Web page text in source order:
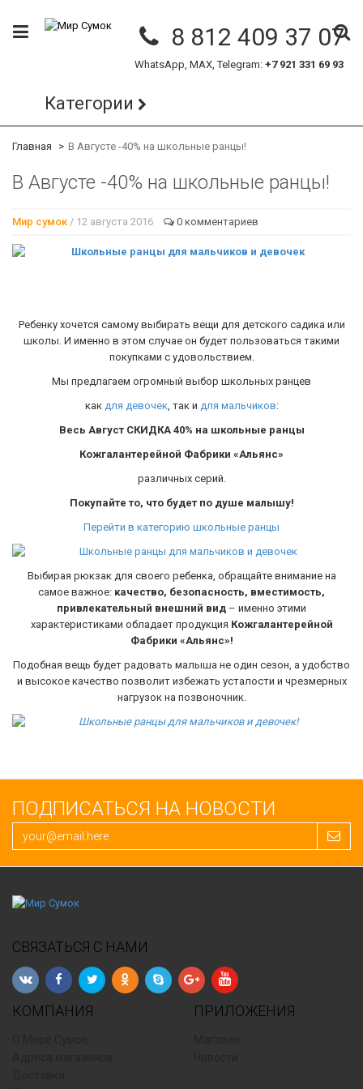
8 812 409 37 07
WhatsApp, MAX, Telegram:+7 921 331 69 93
Категории
Главная В Августе -40% на школьные ранцы!
В Августе -40% на школьные ранцы!
Мир сумок / 12 августа 2016 0 комментариев
Ребенку хочется самому выбирать вещи для детского садика или
школы. И именно в этом случае он будет пользоваться такими
покупками с удовольствием.
Мы предлагаем огромный выбор школьных ранцев
как для девочек, так и для мальчиков:
Весь Август СКИДКА 40% на школьные ранцы
Кожгалантерейной Фабрики «Альянс»
различных серий.
Покупайте то, что будет по душе малышу!
Перейти в категорию школьные ранцы
Выбирая рюкзак для своего ребенка, обращайте внимание на
самое важное: качество, безопасность, вместимость,
привлекательный внешний вид – именно этими
характеристиками обладает продукция Кожгалантерейной
Фабрики «Альянс»!
Подобная вещь будет радовать малыша не один сезон, а удобство
и высокое качество позволит избежать усталости и чрезмерных
нагрузок на позвоночник.
ПОДПИСАТЬСЯ НА НОВОСТИ
СВЯЗАТЬСЯ С НАМИ
КОМПАНИЯ ПРИЛОЖЕНИЯ